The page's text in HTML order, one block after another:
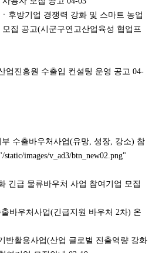
후방기업 경쟁력 강화 및 스마트 농업
집 공고(시군구연고산업육성 협업프
업진흥원 수출입 컨설팅 운영 공고 04-
수출바우처사업(유망, 성장, 강소) 참
images/v_ad3/btn_new02.png"
긴급 물류바우처 사업 참여기업 모집
바우처사업(긴급지원 바우처 2차) 온
반활용사업(산업 글로벌 진출역량 강화